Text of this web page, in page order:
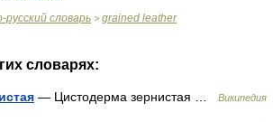
словарь > grained leather
словарях:
— Цистодерма зернистая … Википедия